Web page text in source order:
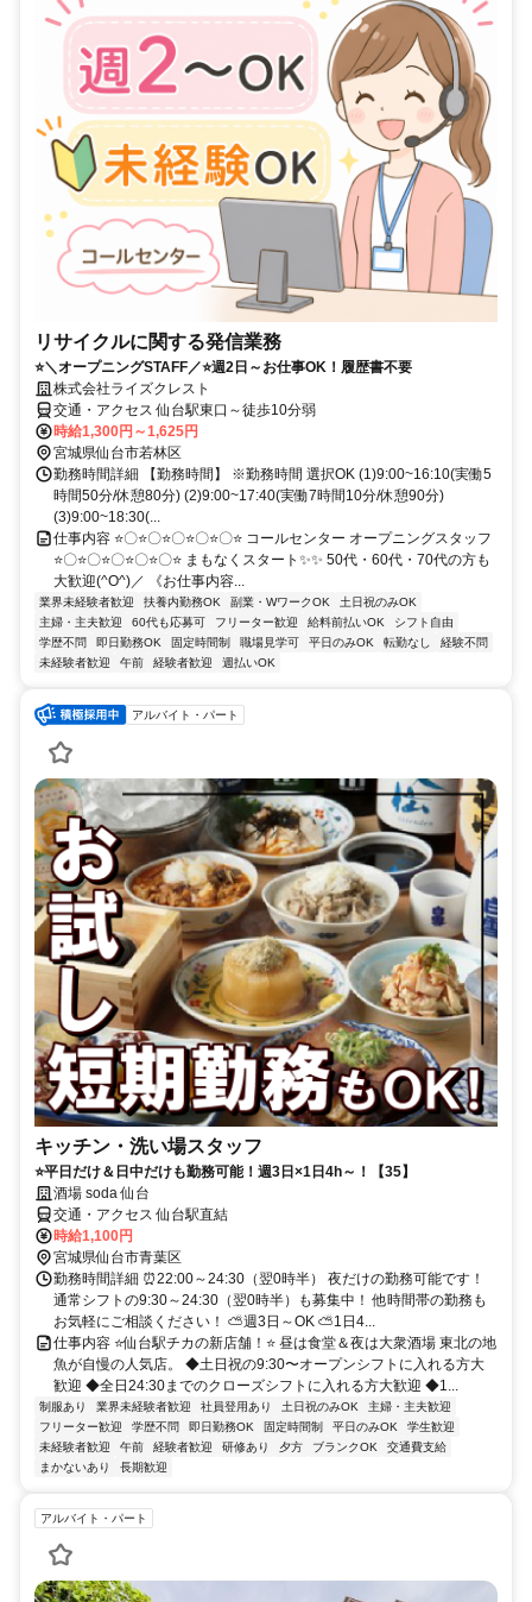
リサイクルに関する発信業務
⭐＼オープニングSTAFF／⭐週2日～お仕事OK！履歴書不要
株式会社ライズクレスト
交通・アクセス 仙台駅東口～徒歩10分弱
時給1,300円～1,625円
宮城県仙台市若林区
勤務時間詳細 【勤務時間】 ※勤務時間 選択OK (1)9:00~16:10(実働5
時間50分/休憩80分) (2)9:00~17:40(実働7時間10分/休憩90分)
(3)9:00~18:30(...
仕事内容 ⭐〇⭐〇⭐〇⭐〇⭐〇⭐ コールセンター オープニングスタッフ
⭐〇⭐〇⭐〇⭐〇⭐〇⭐ まもなくスタート✨✨ 50代・60代・70代の方も
大歓迎(^O^)／ 《お仕事内容...
業界未経験者歓迎 扶養内勤務OK 副業・WワークOK
土日祝のみOK
主婦・主夫歓迎
60代も応募可 フリーター歓迎 給料前払いOK
シフト自由
学歴不問
即日勤務OK 固定時間制 職場見学可 平日のみOK 転勤なし
経験不問
未経験者歓迎
午前 経験者歓迎 週払いOK
アルバイト・パート
キッチン・洗い場スタッフ
⭐平日だけ＆日中だけも勤務可能！週3日×1日4h～！【35】
酒場 soda 仙台
交通・アクセス 仙台駅直結
時給1,100円
宮城県仙台市青葉区
勤務時間詳細 ⏰22:00～24:30（翌0時半） 夜だけの勤務可能です！
通常シフトの9:30～24:30（翌0時半）も募集中！ 他時間帯の勤務も
お気軽にご相談ください！ ⛅週3日～OK ⛅1日4...
仕事内容 ⭐仙台駅チカの新店舗！⭐ 昼は食堂＆夜は大衆酒場 東北の地
魚が自慢の人気店。 ◆土日祝の9:30〜オープンシフトに入れる方大
歓迎 ◆全日24:30までのクローズシフトに入れる方大歓迎 ◆1...
制服あり 業界未経験者歓迎 社員登用あり 土日祝のみOK
主婦・主夫歓迎
フリーター歓迎
学歴不問 即日勤務OK 固定時間制 平日のみOK
学生歓迎
未経験者歓迎
午前 経験者歓迎 研修あり 夕方 ブランクOK
交通費支給
まかないあり
長期歓迎
アルバイト・パート